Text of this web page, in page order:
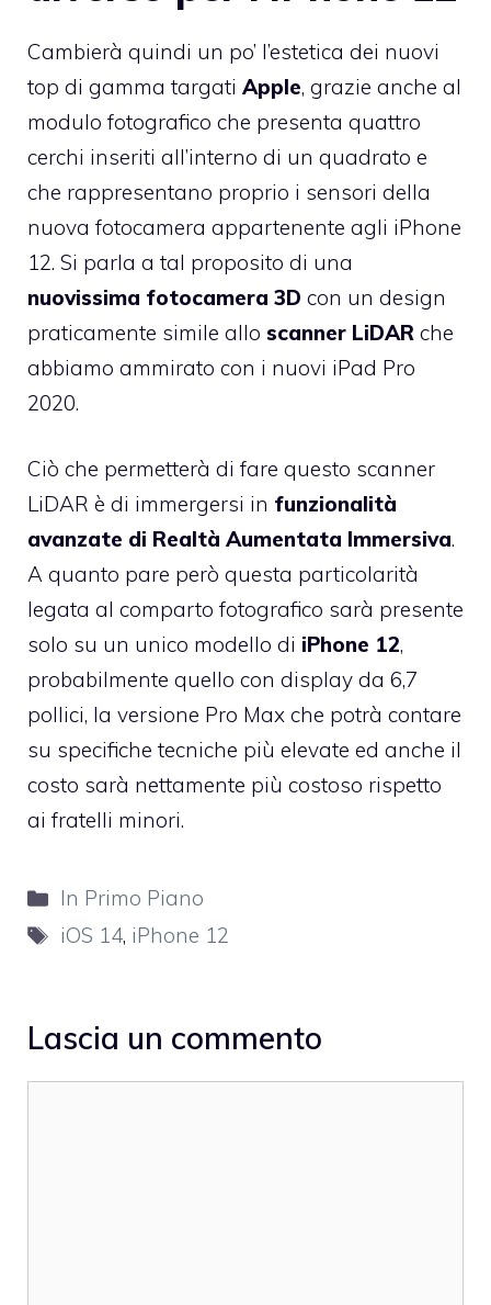
Cambierà quindi un po’ l’estetica dei nuovi
top di gamma targati Apple, grazie anche al
modulo fotografico che presenta quattro
cerchi inseriti all’interno di un quadrato e
che rappresentano proprio i sensori della
nuova fotocamera appartenente agli iPhone
12. Si parla a tal proposito di una
nuovissima fotocamera 3D con un design
praticamente simile allo scanner LiDAR che
abbiamo ammirato con i nuovi iPad Pro
2020.
Ciò che permetterà di fare questo scanner
LiDAR è di immergersi in funzionalità
avanzate di Realtà Aumentata Immersiva.
A quanto pare però questa particolarità
legata al comparto fotografico sarà presente
solo su un unico modello di iPhone 12,
probabilmente quello con display da 6,7
pollici, la versione Pro Max che potrà contare
su specifiche tecniche più elevate ed anche il
costo sarà nettamente più costoso rispetto
ai fratelli minori.
Categorie
In Primo Piano
Tag
iOS 14, iPhone 12
Lascia un commento